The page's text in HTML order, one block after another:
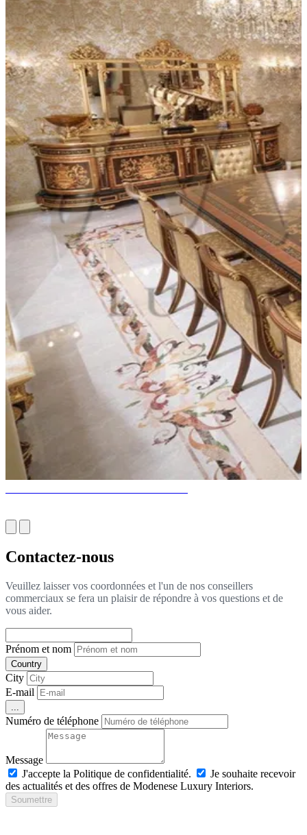
Contactez-nous
Veuillez laisser vos coordonnées et l'un de nos conseillers
commerciaux se fera un plaisir de répondre à vos questions et de
vous aider.
Prénom et nom
Country
City
E-mail
Numéro de téléphone
Message
J'accepte la Politique de confidentialité.
Je souhaite recevoir
des actualités et des offres de Modenese Luxury Interiors.
Soumettre